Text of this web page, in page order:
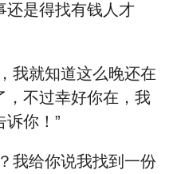
还是得找有钱人才
我就知道这么晚还在
，不过幸好你在，我
你！”
我给你说我找到一份